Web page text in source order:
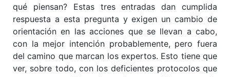
qué piensan? Estas tres entradas dan cumplida
respuesta a esta pregunta y exigen un cambio de
orientación en las acciones que se llevan a cabo,
con la mejor intención probablemente, pero fuera
del camino que marcan los expertos. Esto tiene que
ver, sobre todo, con los deficientes protocolos que